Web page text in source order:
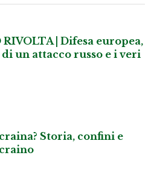
RIVOLTA | Difesa europea,
un attacco russo e i veri
Storia, confini e